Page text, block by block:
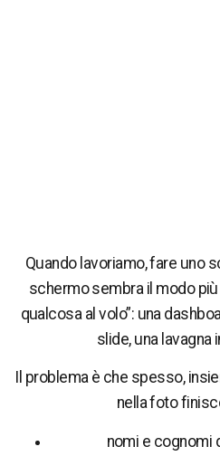
Quando lavoriamo, fare uno
schermo sembra il modo
qualcosa al volo”: una
slide, una lavagna
Il problema è che spesso,
nella foto
nomi e cognomi